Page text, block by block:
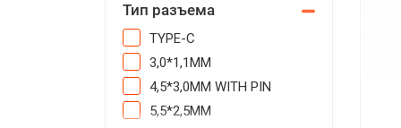
Тип разъема
TYPE-C
3,0*1,1ММ
4,5*3,0ММ WITH PIN
5,5*2,5ММ